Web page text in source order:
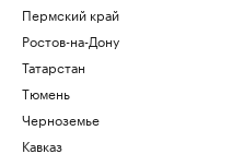
Пермский край
Ростов-на-Дону
Татарстан
Тюмень
Черноземье
Кавказ